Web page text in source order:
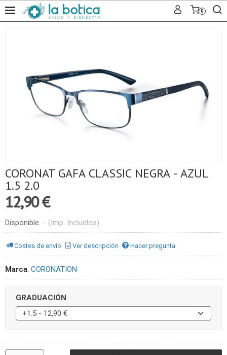
0
CORONAT GAFA CLASSIC NEGRA - AZUL
1.5 2.0
12,90 €
Disponible - (Imp. Incluidos)
Costes de envío Ver descripción Hacer pregunta
Marca: CORONATION
GRADUACIÓN